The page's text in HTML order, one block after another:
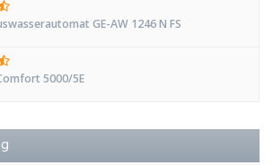
GE-AW 1246 N FS
5000/5E